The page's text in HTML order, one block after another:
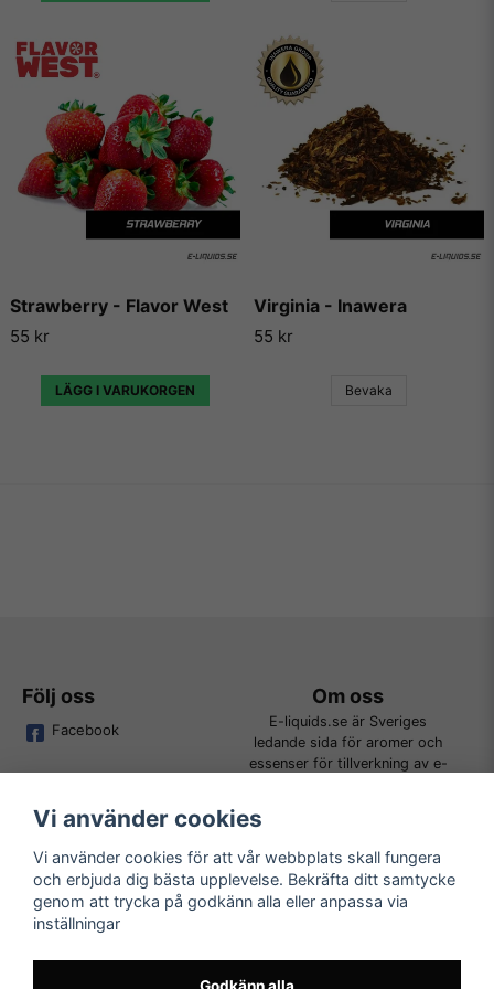
Strawberry - Flavor West
55 kr
LÄGG I VARUKORGEN
Virginia - Inawera
55 kr
Bevaka
Vill du ha tips på blandningar och recept som du kan
använda dessa aromer till, så finns det en hel uppsjö av
hemsidor som enbart har dedikerat sig till att låta användare
lägga ut sina egna e-juice recept. Vi väljer dock att inte länka
vidare till några sådana recept då vi inte vill rekommendera
något recept på en e-juice vi själva inte har kunnat testa.
Följ oss
Facebook
Om oss
E-liquids.se är Sveriges
ledande sida för aromer och
essenser för tillverkning av e-
Kundtjänst
Tveka inte att kontakta oss på
order@e-liquids.se om du har
några frågor, funderingar eller
önskemål om produkter!
Läs mer
Vi använder cookies
Vi använder cookies för att vår webbplats skall fungera
och erbjuda dig bästa upplevelse. Bekräfta ditt samtycke
genom att trycka på godkänn alla eller anpassa via
inställningar
Godkänn alla